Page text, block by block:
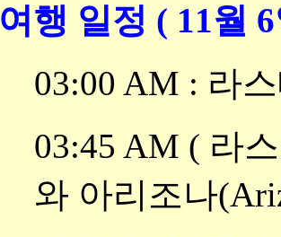
여행 일정 ( 11월
03:00 AM : 라
03:45 AM ( 라
와 아리조나